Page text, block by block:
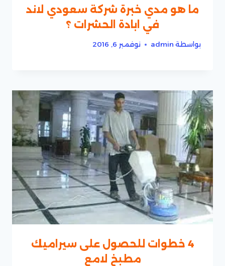
ما هو مدي خبرة شركة سعودي لاند
في ابادة الحشرات ؟
بواسطة admin نوفمبر 6, 2016
4 خطوات للحصول على سيراميك
مطبخ لامع